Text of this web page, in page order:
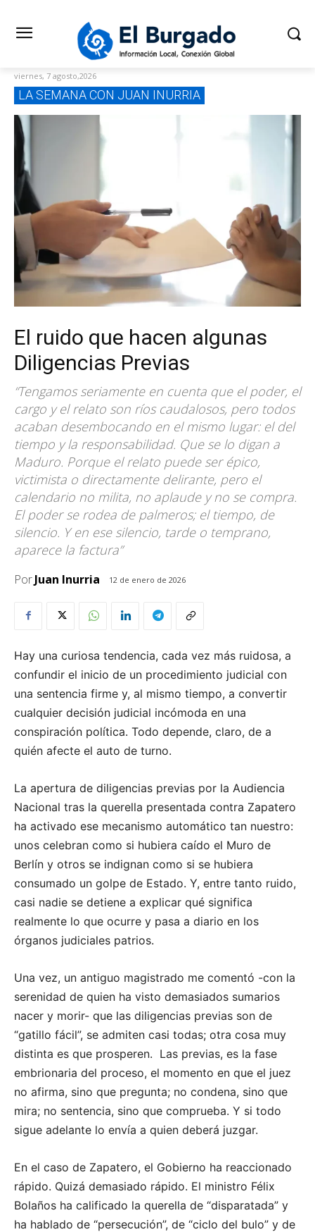
viernes, 7 agosto,2026
LA SEMANA CON JUAN INURRIA
El ruido que hacen algunas
Diligencias Previas
“Tengamos seriamente en cuenta que el poder, el
cargo y el relato son ríos caudalosos, pero todos
acaban desembocando en el mismo lugar: el del
tiempo y la responsabilidad. Que se lo digan a
Maduro. Porque el relato puede ser épico,
victimista o directamente delirante, pero el
calendario no milita, no aplaude y no se compra.
El poder se rodea de palmeros; el tiempo, de
silencio. Y en ese silencio, tarde o temprano,
aparece la factura”
PorJuan Inurria 12 de enero de 2026
Hay una curiosa tendencia, cada vez más ruidosa, a
confundir el inicio de un procedimiento judicial con
una sentencia firme y, al mismo tiempo, a convertir
cualquier decisión judicial incómoda en una
conspiración política. Todo depende, claro, de a
quién afecte el auto de turno.
La apertura de diligencias previas por la Audiencia
Nacional tras la querella presentada contra Zapatero
ha activado ese mecanismo automático tan nuestro:
unos celebran como si hubiera caído el Muro de
Berlín y otros se indignan como si se hubiera
consumado un golpe de Estado. Y, entre tanto ruido,
casi nadie se detiene a explicar qué significa
realmente lo que ocurre y pasa a diario en los
órganos judiciales patrios.
Una vez, un antiguo magistrado me comentó -con la
serenidad de quien ha visto demasiados sumarios
nacer y morir- que las diligencias previas son de
“gatillo fácil”, se admiten casi todas; otra cosa muy
distinta es que prosperen. Las previas, es la fase
embrionaria del proceso, el momento en que el juez
no afirma, sino que pregunta; no condena, sino que
mira; no sentencia, sino que comprueba. Y si todo
sigue adelante lo envía a quien deberá juzgar.
En el caso de Zapatero, el Gobierno ha reaccionado
rápido. Quizá demasiado rápido. El ministro Félix
Bolaños ha calificado la querella de “disparatada” y
ha hablado de “persecución”, de “ciclo del bulo” y de